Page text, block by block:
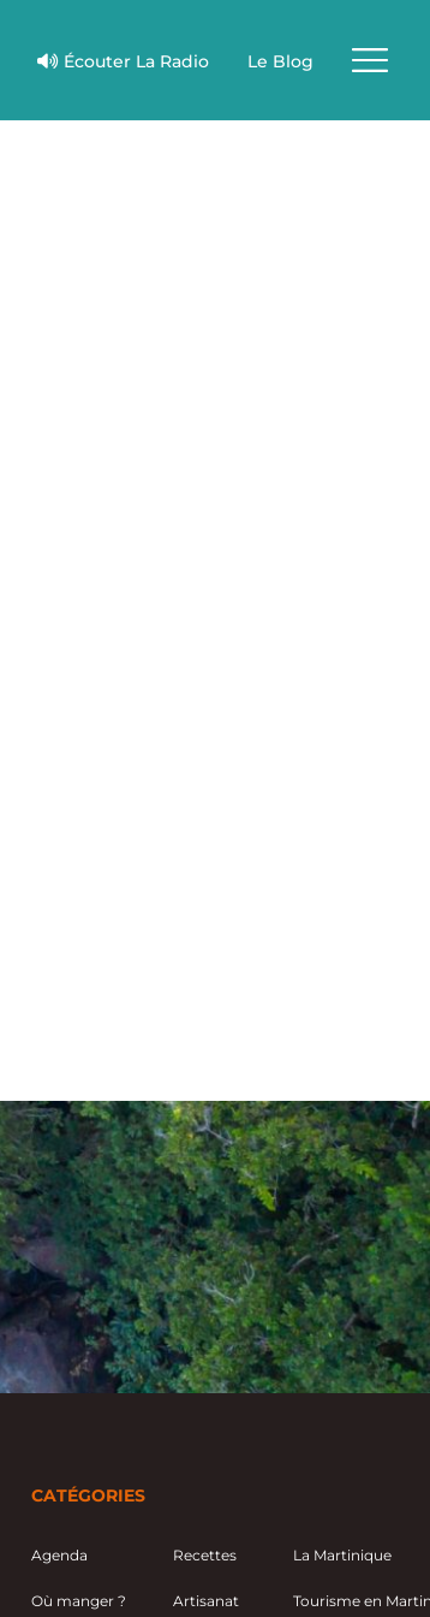
Écouter La Radio Le Blog
CATÉGORIES
Agenda
Où manger ?
Recettes
Artisanat
La Martinique
Tourisme en